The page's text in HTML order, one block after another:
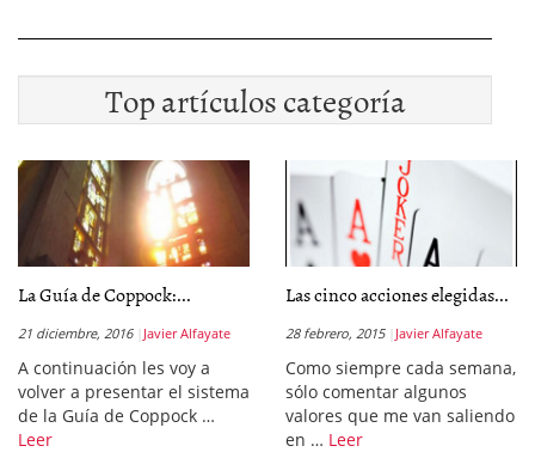
Top artículos categoría
La Guía de Coppock:...
21 diciembre, 2016 Javier Alfayate
A continuación les voy a
volver a presentar el sistema
de la Guía de Coppock …
Leer
Las cinco acciones elegidas...
28 febrero, 2015 Javier Alfayate
Como siempre cada semana,
sólo comentar algunos
valores que me van saliendo
en … Leer